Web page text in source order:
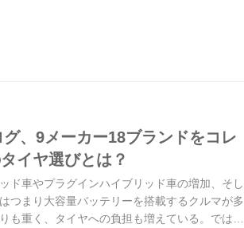
、9メーカー18ブランドをコレ
イヤ選びとは？
ド車やプラグインハイブリッド車の増加、そし
つまり大容量バッテリーを搭載するクルマが多
も重く、タイヤへの負担も増えている。ではそ